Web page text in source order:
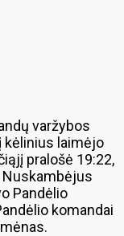
varžybos
kėlinius laimėjo
pralošė 19:22,
Pandėlio
komandai